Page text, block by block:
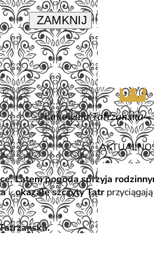
Bukowina Tatrzańska
Latem pogoda sprzyja
iokazałe szczyty Tatr